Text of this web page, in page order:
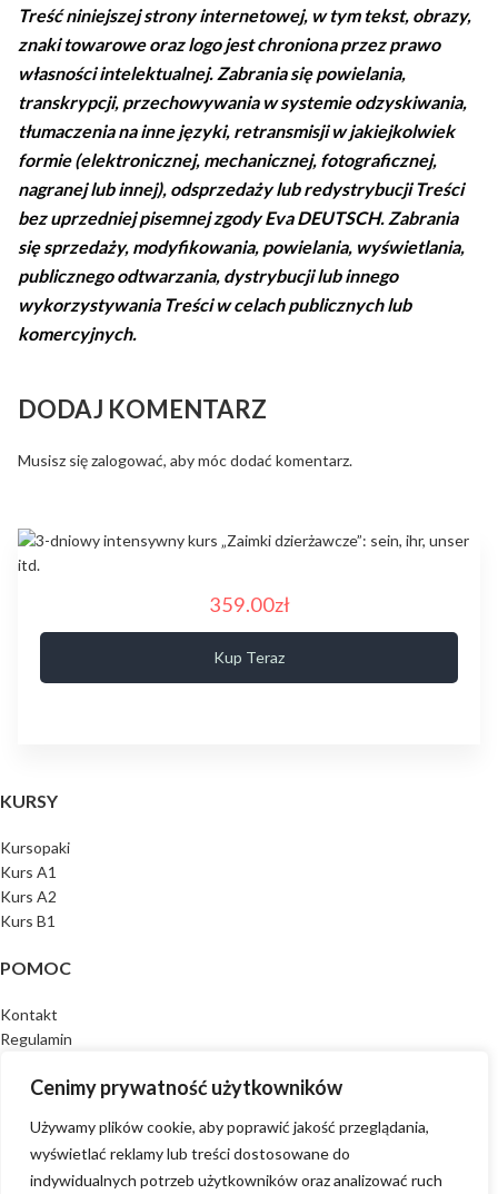
Cenimy prywatność użytkowników
Używamy plików cookie, aby poprawić jakość przeglądania,
wyświetlać reklamy lub treści dostosowane do
indywidualnych potrzeb użytkowników oraz analizować ruch
Treść niniejszej strony internetowej, w tym tekst, obrazy,
znaki towarowe oraz logo jest chroniona przez prawo
własności intelektualnej. Zabrania się powielania,
transkrypcji, przechowywania w systemie odzyskiwania,
tłumaczenia na inne języki, retransmisji w jakiejkolwiek
formie (elektronicznej, mechanicznej, fotograficznej,
nagranej lub innej), odsprzedaży lub redystrybucji Treści
bez uprzedniej pisemnej zgody Eva DEUTSCH. Zabrania
się sprzedaży, modyfikowania, powielania, wyświetlania,
publicznego odtwarzania, dystrybucji lub innego
wykorzystywania Treści w celach publicznych lub
komercyjnych.
DODAJ KOMENTARZ
Musisz sięzalogować, aby móc dodać komentarz.
359.00zł
Kup Teraz
KURSY
Kursopaki
Kurs A1
Kurs A2
Kurs B1
POMOC
Kontakt
Regulamin
O mnie
Eva Sławińska